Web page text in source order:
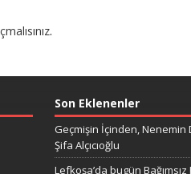
.
Son Eklenenler
Geçmişin İçinden, Nenemin
Şifa Alçıcıoğlu
Lefkoşa’da bugün Bağımsız